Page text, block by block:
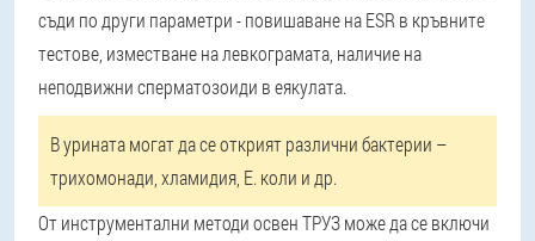
съди по други параметри - повишаване на ESR в кръвните
тестове, изместване на левкограмата, наличие на
неподвижни сперматозоиди в еякулата.
В урината могат да се открият различни бактерии –
трихомонади, хламидия, Е. коли и др.
От инструментални методи освен ТРУЗ може да се включи